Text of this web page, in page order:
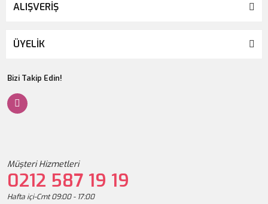
Revcell Premium Intensive Vita Collagen Activfilm 8 Saat Etkili
ALIŞVERİŞ
ÜYELİK
Bizi Takip Edin!
Müşteri Hizmetleri
0212 587 19 19
Hafta içi-Cmt 09:00 - 17:00